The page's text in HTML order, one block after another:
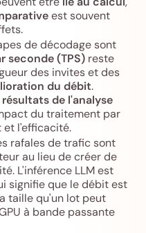
est souvent
de décodage sont
seconde (TPS) reste
des invites et des
du débit.
résultats de l'analyse
du traitement par
et l'efficacité.
rafales de trafic sont
au lieu de créer de
L'inférence LLM est
signifie que le débit est
taille qu'un lot peut
à bande passante